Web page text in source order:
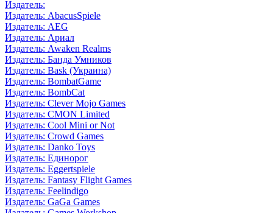
Издатель:
Издатель: AbacusSpiele
Издатель: AEG
Издатель: Ариал
Издатель: Awaken Realms
Издатель: Банда Умников
Издатель: Bask (Украина)
Издатель: BombatGame
Издатель: BombCat
Издатель: Clever Mojo Games
Издатель: CMON Limited
Издатель: Cool Mini or Not
Издатель: Crowd Games
Издатель: Danko Toys
Издатель: Единорог
Издатель: Eggertspiele
Издатель: Fantasy Flight Games
Издатель: Feelindigo
Издатель: GaGa Games